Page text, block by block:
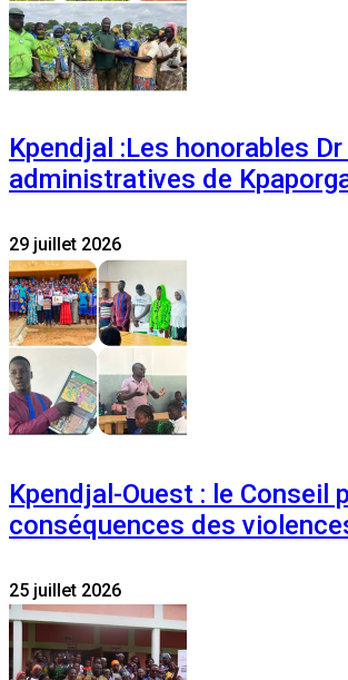
Kpendjal :Les honorables
administratives de
29 juillet 2026
Kpendjal-Ouest : le
conséquences des
25 juillet 2026